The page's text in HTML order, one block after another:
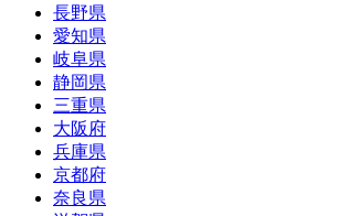
長野県
愛知県
岐阜県
静岡県
三重県
大阪府
兵庫県
京都府
奈良県